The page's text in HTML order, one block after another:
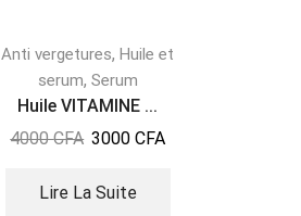
Anti vergetures,Huile et
serum, Serum
Huile VITAMINE ...
4000CFA 3000CFA
Lire La Suite